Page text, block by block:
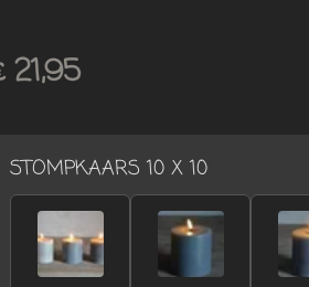
21,95
STOMPKAARS 10 X 10